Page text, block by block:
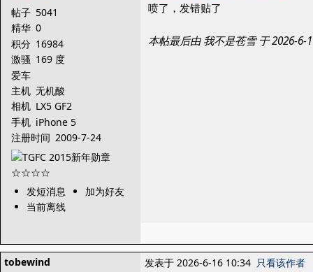
帖子 5041
精华 0
积分 16984
激骚 169 度
爱车
主机 无机酸
相机 LX5 GF2
手机 iPhone 5
注册时间 2009-7-24
发短消息
加为好友
当前离线
喷了，发错贴了
本帖最后由 我不是苍雪 于 2026-6-
tobewind 发表于 2026-6-16 10:34 只看该作者